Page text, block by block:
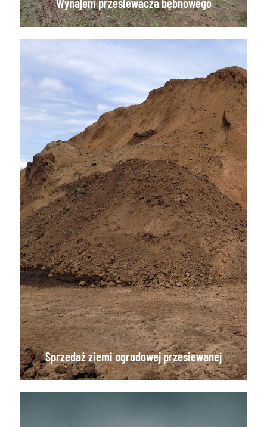
Sprzedaż ziemi ogrodowej przesiewanej